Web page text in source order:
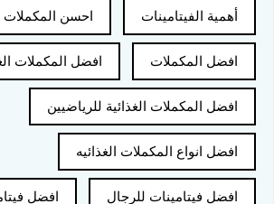
أهمية الفيتامينات احسن المكملات
افضل المكملات افضل المكملات
افضل المكملات الغذائية للرياضيين
افضل انواع المكملات الغذائيه
افضل فيتامينات للرجال افضل